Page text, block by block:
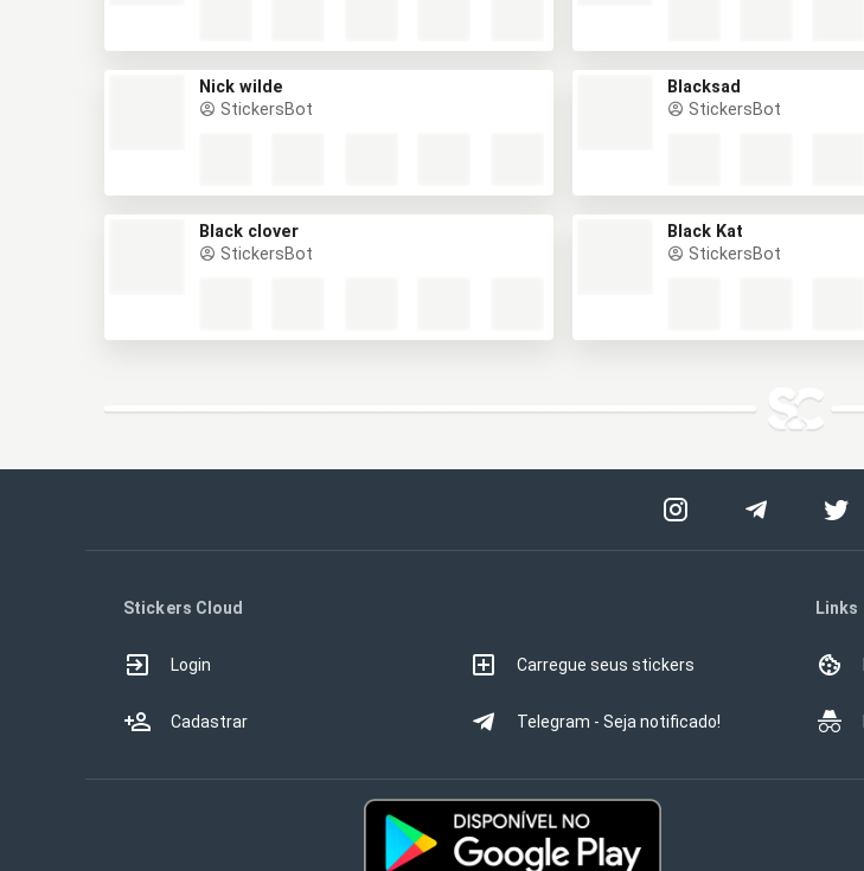
Nick wilde
StickersBot
Blacksad
StickersBot
Black clover
StickersBot
Black Kat
StickersBot
Stickers Cloud
Login
Cadastrar
Carregue seus stickers
Telegram - Seja notificado!
Links